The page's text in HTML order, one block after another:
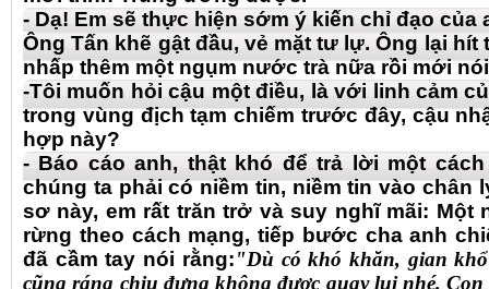
- Dạ! Em sẽ thực hiện sớm ý kiến chỉ đạo của
Ông Tấn khẽ gật đầu, vẻ mặt tư lự. Ông lại
nhấp thêm một ngụm nước trà nữa rồi mới
-Tôi muốn hỏi cậu một điều, là với linh cảm
trong vùng địch tạm chiếm trước đây, cậu
hợp này?
- Báo cáo anh, thật khó để trả lời một
chúng ta phải có niềm tin, niềm tin vào chân
sơ này, em rất trăn trở và suy nghĩ mãi: Một
rừng theo cách mạng, tiếp bước cha anh
đã cầm tay nói rằng:"Dù có khó khăn, gian
cũng ráng chịu đựng không được quay lui nhé.